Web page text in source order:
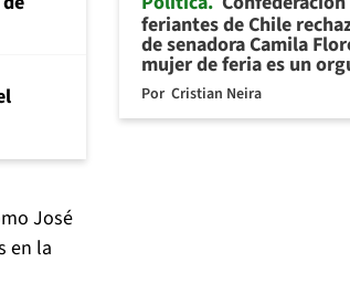
José
en la
feriantes de Chile
de senadora Camila
mujer de feria es un
Por Cristian Neira